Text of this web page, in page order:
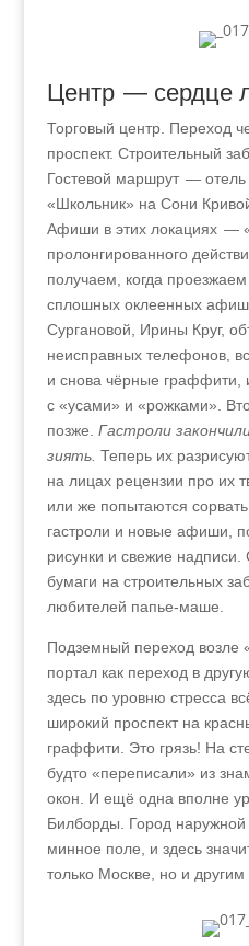
Центр — сердце
Торговый центр. Переход
проспект. Строительный
Гостевой маршрут —
«Школьник» на Сони
Афиши в этих локациях —
пролонгированного
получаем, когда
сплошных оклеенных
Сургановой, Ирины Круг,
неисправных телефонов,
и снова чёрные граффити,
с «усами» и «рожками».
позже. Гастроли
зиять. Теперь их
на лицах рецензии про их
или же попытаются
гастроли и новые афиши,
рисунки и свежие надписи.
бумаги на строительных
любителей папье-маше.
Подземный переход возле
портал как переход в
здесь по уровню стресса
широкий проспект на
граффити. Это грязь! На
будто «переписали» из
окон. И ещё одна вполне
Билборды. Город
минное поле, и здесь
только Москве, но и